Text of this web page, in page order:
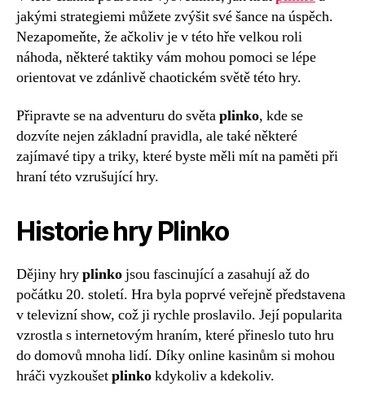
jakými strategiemi můžete zvýšit své šance na úspěch.
Nezapomeňte, že ačkoliv je v této hře velkou roli
náhoda, některé taktiky vám mohou pomoci se lépe
orientovat ve zdánlivě chaotickém světě této hry.
Připravte se na adventuru do světaplinko, kde se
dozvíte nejen základní pravidla, ale také některé
zajímavé tipy a triky, které byste měli mít na paměti při
hraní této vzrušující hry.
Historie hry Plinko
Dějiny hryplinkojsou fascinující a zasahují až do
počátku 20. století. Hra byla poprvé veřejně představena
v televizní show, což ji rychle proslavilo. Její popularita
vzrostla s internetovým hraním, které přineslo tuto hru
do domovů mnoha lidí. Díky online kasinům si mohou
hráči vyzkoušetplinkokdykoliv a kdekoliv.